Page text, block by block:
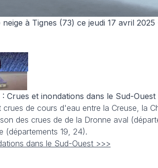
neige à Tignes (73) ce jeudi 17 avril 2025
Crues et inondations dans le Sud-Ouest
crues de cours d'eau entre la Creuse, la
des crues de de la Dronne aval
(départements 19, 24).
dans le Sud-Ouest >>>